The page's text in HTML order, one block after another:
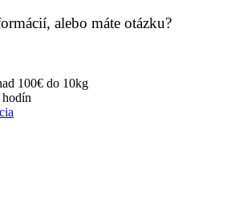
alebo máte otázku?
100€ do 10kg